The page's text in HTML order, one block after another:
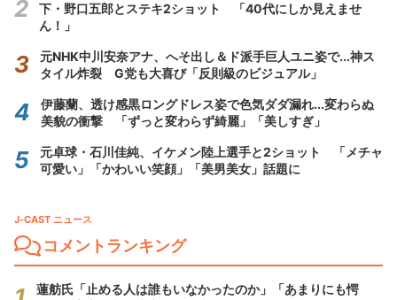
下・野口五郎とステキ2ショット 「40代にしか見えませ
ん！」
元NHK中川安奈アナ、へそ出し＆ド派手巨人ユニ姿で...神ス
タイル炸裂 G党も大喜び「反則級のビジュアル」
伊藤蘭、透け感黒ロングドレス姿で色気ダダ漏れ...変わらぬ
美貌の衝撃 「ずっと変わらず綺麗」「美しすぎ」
元卓球・石川佳純、イケメン陸上選手と2ショット 「メチャ
可愛い」「かわいい笑顔」「美男美女」話題に
J-CAST ニュース
コメントランキング
蓮舫氏「止める人は誰もいなかったのか」「あまりにも愕